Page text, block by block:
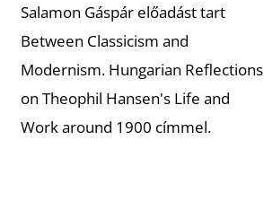
Salamon Gáspár előadást tart
Between Classicism and
Modernism. Hungarian Reflections
on Theophil Hansen's Life and
Work around 1900 címmel.